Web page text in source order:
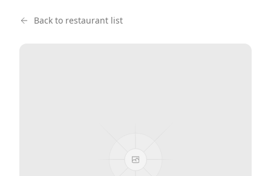
Back to restaurant list